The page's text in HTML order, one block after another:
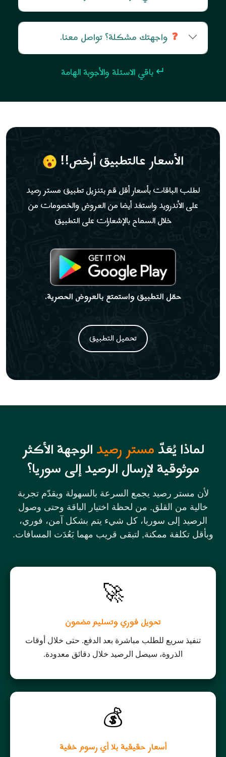
❓ واجهتك مشكلة؟ تواصل معنا.
↵ باقي الاسئلة والأجوبة الهامة
الأسعار عالتطبيق أرخص!!
لطلب الباقات بأسعار أقل قم بتنزيل تطبيق مستر رصيد
على الأندرويد واستفد أيضا من العروض والخصومات من
خلال السماح بالإشعارات على التطبيق
حمّل التطبيق واستمتع بالعروض الحصرية.
تحميل التطبيق
لماذا يُعَدّمستر رصيدالوجهة الأكثر
موثوقية لإرسال الرصيد إلى سوريا؟
لأن مستر رصيد يجمع السرعة بالسهولة ويقدّم تجربة
خالية من القلق. من لحظة اختيار الباقة وحتى وصول
الرصيد إلى سوريا، كل شيء يتم بشكل آمن، فوري،
وبأقل تكلفة ممكنة, لتبقى قريب مهما بَعُدَت المسافات.
🚀
تحويل فوري وتسليم مضمون
تنفيذ سريع للطلب مباشرة بعد الدفع. حتى خلال أوقات
الذروة، سيصل الرصيد خلال دقائق معدودة.
💰
أسعار حقيقية بلا أي رسوم خفية